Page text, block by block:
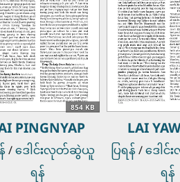
854 KB
PINGNYAP
/ဒေါင်းလုတ်ဆွဲယူ
ရန်
LAI
ပြရန် /ဒေါ
ရန်